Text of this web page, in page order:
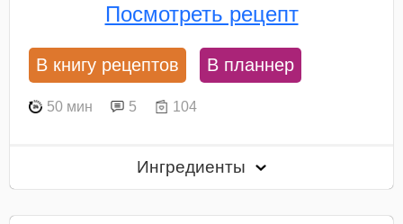
Посмотреть рецепт
В книгу рецептов В планнер
50 мин 5 104
Ингредиенты